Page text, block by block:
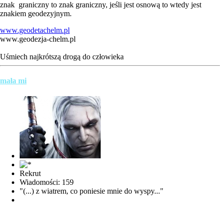
znak graniczny to znak graniczny, jeśli jest osnową to wtedy jest
znakiem geodezyjnym.
www.geodetachelm.pl
www.geodezja-chelm.pl
Uśmiech najkrótszą drogą do człowieka
mała mi
Rekrut
Wiadomości: 159
"(...) z wiatrem, co poniesie mnie do wyspy..."